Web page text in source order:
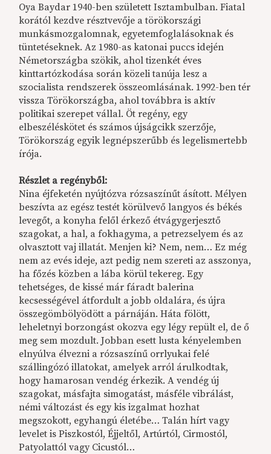
Oya Baydar 1940-ben született Isztambulban. Fiatal
korától kezdve résztvevője a törökországi
munkásmozgalomnak, egyetemfoglalásoknak és
tüntetéseknek. Az 1980-as katonai puccs idején
Németországba szökik, ahol tizenkét éves
kinttartózkodása során közeli tanúja lesz a
szocialista rendszerek összeomlásának. 1992-ben tér
vissza Törökországba, ahol továbbra is aktív
politikai szerepet vállal. Öt regény, egy
elbeszéléskötet és számos újságcikk szerzője,
Törökország egyik legnépszerűbb és legelismertebb
írója.
Részlet a regényből:
Nina éjfeketén nyújtózva rózsaszínűt ásított. Mélyen
beszívta az egész testét körülvevő langyos és békés
levegőt, a konyha felől érkező étvágygerjesztő
szagokat, a hal, a fokhagyma, a petrezselyem és az
olvasztott vaj illatát. Menjen ki? Nem, nem… Ez még
nem az evés ideje, azt pedig nem szereti az asszonya,
ha főzés közben a lába körül tekereg. Egy
tehetséges, de kissé már fáradt balerina
kecsességével átfordult a jobb oldalára, és újra
összegömbölyödött a párnáján. Háta fölött,
leheletnyi borzongást okozva egy légy repült el, de ő
meg sem mozdult. Jobban esett lusta kényelemben
elnyúlva élvezni a rózsaszínű orrlyukai felé
szállingózó illatokat, amelyek arról árulkodtak,
hogy hamarosan vendég érkezik. A vendég új
szagokat, másfajta simogatást, másféle vibrálást,
némi változást és egy kis izgalmat hozhat
megszokott, egyhangú életébe… Talán hírt vagy
levelet is Piszkostól, Éjjeltől, Artúrtól, Cirmostól,
Patyolattól vagy Cicustól…